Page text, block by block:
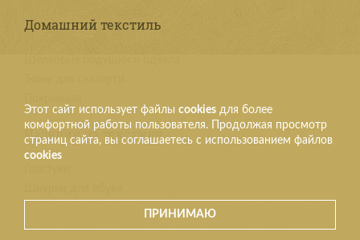
Этот сайт использует файлы cookies для более
комфортной работы пользователя. Продолжая просмотр
страниц сайта, вы соглашаетесь с использованием файлов
cookies
ПРИНИМАЮ
Домашний текстиль
Изделия из текстиля